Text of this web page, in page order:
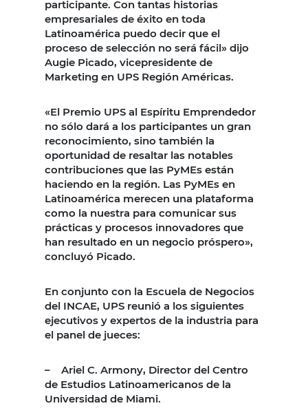
participante. Con tantas historias
empresariales de éxito en toda
Latinoamérica puedo decir que el
proceso de selección no será fácil» dijo
Augie Picado, vicepresidente de
Marketing en UPS Región Américas.
«El Premio UPS al Espíritu Emprendedor
no sólo dará a los participantes un gran
reconocimiento, sino también la
oportunidad de resaltar las notables
contribuciones que las PyMEs están
haciendo en la región. Las PyMEs en
Latinoamérica merecen una plataforma
como la nuestra para comunicar sus
prácticas y procesos innovadores que
han resultado en un negocio próspero»,
concluyó Picado.
En conjunto con la Escuela de Negocios
del INCAE, UPS reunió a los siguientes
ejecutivos y expertos de la industria para
el panel de jueces:
– Ariel C. Armony, Director del Centro
de Estudios Latinoamericanos de la
Universidad de Miami.